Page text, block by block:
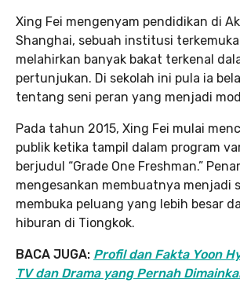
Xing Fei mengenyam pendidikan di
Shanghai, sebuah institusi
melahirkan banyak bakat terkenal
pertunjukan. Di sekolah ini pula ia
tentang seni peran yang menjadi
Pada tahun 2015, Xing Fei mulai
publik ketika tampil dalam program
berjudul “Grade One Freshman.”
mengesankan membuatnya menjadi
membuka peluang yang lebih besar
hiburan di Tiongkok.
BACA JUGA: Profil dan Fakta Yoon
TV dan Drama yang Pernah